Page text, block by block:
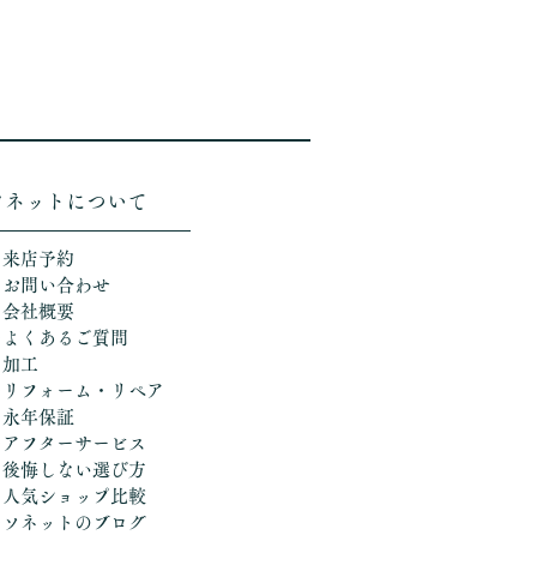
ネットについて
来店予約
お問い合わせ
会社概要
よくあるご質問
加工
＞リフォーム・リペア
永年保証
アフターサービス
後悔しない選び方
人気ショップ比較
ソネットのブログ